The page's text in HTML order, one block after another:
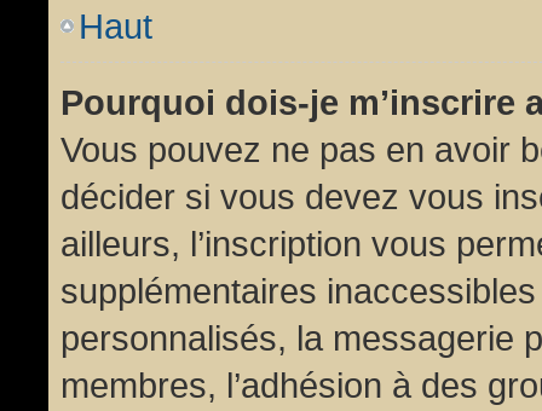
Haut
Pourquoi dois-je m’inscrire
Vous pouvez ne pas en avoir
décider si vous devez vous
ailleurs, l’inscription vous
supplémentaires
personnalisés, la messagerie
membres, l’adhésion à des